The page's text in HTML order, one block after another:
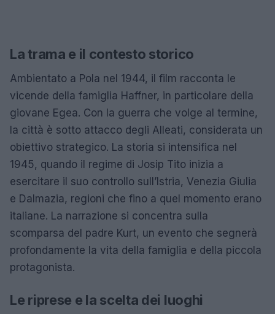
La trama e il contesto storico
Ambientato a Pola nel 1944, il film racconta le
vicende della famiglia Haffner, in particolare della
giovane Egea. Con la guerra che volge al termine,
la città è sotto attacco degli Alleati, considerata un
obiettivo strategico. La storia si intensifica nel
1945, quando il regime di Josip Tito inizia a
esercitare il suo controllo sull’Istria, Venezia Giulia
e Dalmazia, regioni che fino a quel momento erano
italiane. La narrazione si concentra sulla
scomparsa del padre Kurt, un evento che segnerà
profondamente la vita della famiglia e della piccola
protagonista.
Le riprese e la scelta dei luoghi